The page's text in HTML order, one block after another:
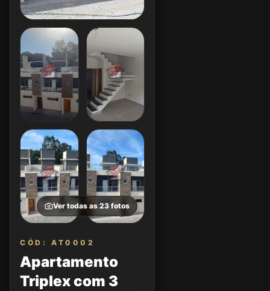
Ver todas as 23 fotos
CÓD: AT0002
Apartamento
Triplex com 3